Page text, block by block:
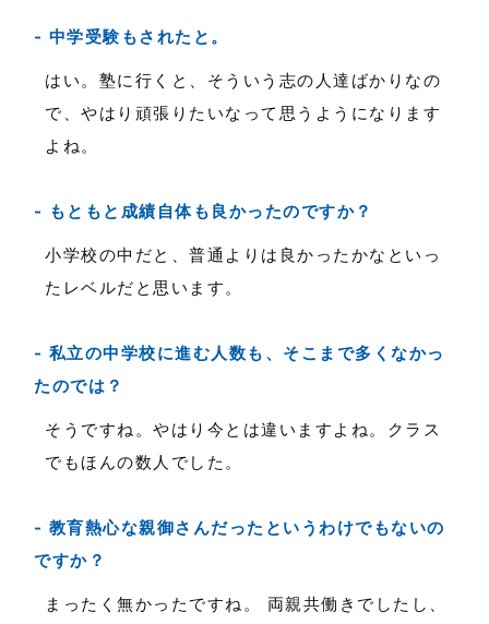
中学受験もされたと。
はい。塾に行くと、そういう志の人達ばかりなの
で、やはり頑張りたいなって思うようになります
よね。
もともと成績自体も良かったのですか？
小学校の中だと、普通よりは良かったかなといっ
たレベルだと思います。
私立の中学校に進む人数も、そこまで多くなかっ
たのでは？
そうですね。やはり今とは違いますよね。クラス
でもほんの数人でした。
教育熱心な親御さんだったというわけでもないの
ですか？
まったく無かったですね。 両親共働きでしたし、